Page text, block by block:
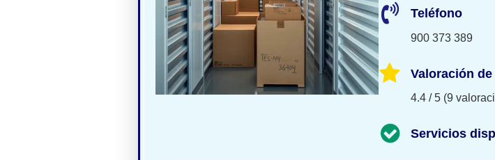
Teléfono
900 373 389
Valoración
4.4 / 5 (9
Servicios